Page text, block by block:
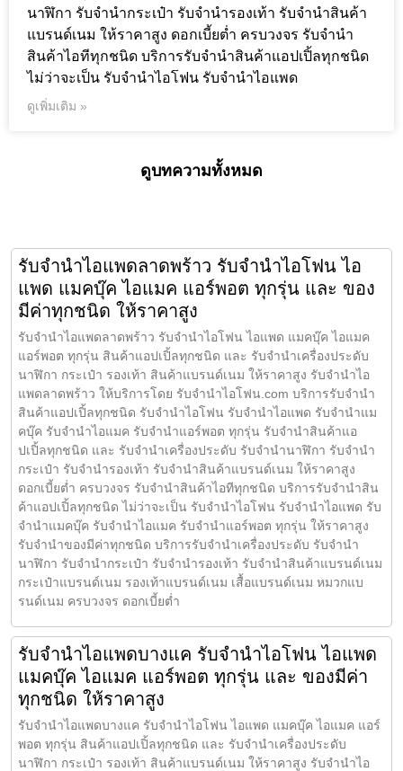
นาฬิกา รับจำนำกระเป๋า รับจำนำรองเท้า รับจำนำสินค้า
แบรนด์เนม ให้ราคาสูง ดอกเบี้ยต่ำ ครบวงจร รับจำนำ
สินค้าไอทีทุกชนิด บริการรับจำนำสินค้าแอปเปิ้ลทุกชนิด
ไม่ว่าจะเป็น รับจำนำไอโฟน รับจำนำไอแพด
ดูเพิ่มเติม »
ดูบทความทั้งหมด
รับจำนำไอแพดลาดพร้าว รับจำนำไอโฟน ไอ
แพด แมคบุ๊ค ไอแมค แอร์พอต ทุกรุ่น และ ของ
มีค่าทุกชนิด ให้ราคาสูง
รับจำนำไอแพดลาดพร้าว รับจำนำไอโฟน ไอแพด แมคบุ๊ค ไอแมค
แอร์พอต ทุกรุ่น สินค้าแอปเปิ้ลทุกชนิด และ รับจำนำเครื่องประดับ
นาฬิกา กระเป๋า รองเท้า สินค้าแบรนด์เนม ให้ราคาสูง รับจำนำไอ
แพดลาดพร้าว ให้บริการโดย รับจํานําไอโฟน.com บริการรับจำนำ
สินค้าแอปเปิ้ลทุกชนิด รับจำนำไอโฟน รับจำนำไอแพด รับจำนำแม
คบุ๊ค รับจำนำไอแมค รับจำนำแอร์พอต ทุกรุ่น รับจำนำสินค้าแอ
ปเปิ้ลทุกชนิด และ รับจำนำเครื่องประดับ รับจำนำนาฬิกา รับจำนำ
กระเป๋า รับจำนำรองเท้า รับจำนำสินค้าแบรนด์เนม ให้ราคาสูง
ดอกเบี้ยต่ำ ครบวงจร รับจำนำสินค้าไอทีทุกชนิด บริการรับจำนำสิน
ค้าแอปเปิ้ลทุกชนิด ไม่ว่าจะเป็น รับจำนำไอโฟน รับจำนำไอแพด รับ
จำนำแมคบุ๊ค รับจำนำไอแมค รับจำนำแอร์พอต ทุกรุ่น ให้ราคาสูง
รับจำนำของมีค่าทุกชนิด บริการรับจำนำเครื่องประดับ รับจำนำ
นาฬิกา รับจำนำกระเป๋า รับจำนำรองเท้า รับจำนำสินค้าแบรนด์เนม
กระเป๋าแบรนด์เนม รองเท้าแบรนด์เนม เสื้อแบรนด์เนม หมวกแบ
รนด์เนม ครบวงจร ดอกเบี้ยต่ำ
รับจำนำไอแพดบางแค รับจำนำไอโฟน ไอแพด
แมคบุ๊ค ไอแมค แอร์พอต ทุกรุ่น และ ของมีค่า
ทุกชนิด ให้ราคาสูง
รับจำนำไอแพดบางแค รับจำนำไอโฟน ไอแพด แมคบุ๊ค ไอแมค แอร์
พอต ทุกรุ่น สินค้าแอปเปิ้ลทุกชนิด และ รับจำนำเครื่องประดับ
นาฬิกา กระเป๋า รองเท้า สินค้าแบรนด์เนม ให้ราคาสูง รับจำนำไอ